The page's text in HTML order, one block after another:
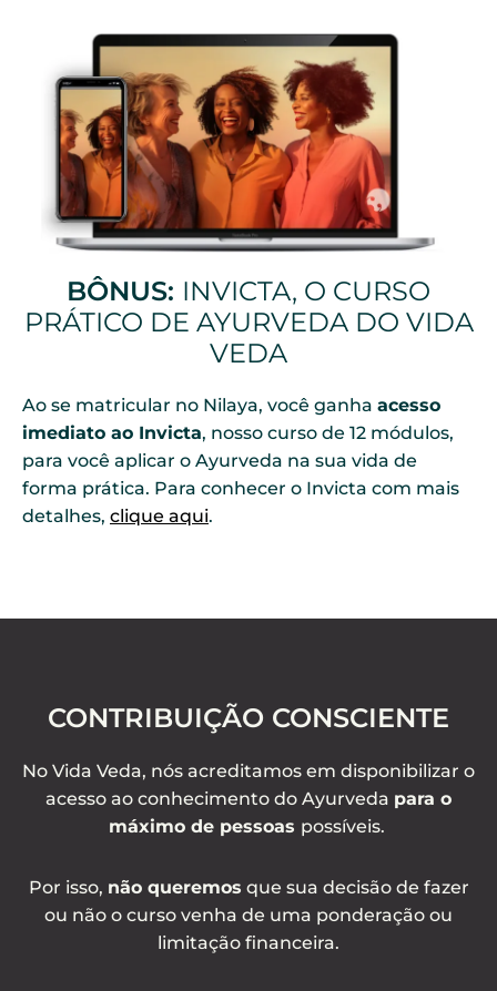
BÔNUS: INVICTA, O CURSO
PRÁTICO DE AYURVEDA DO VIDA
VEDA
Ao se matricular no Nilaya, você ganha acesso
imediato ao Invicta, nosso curso de 12 módulos,
para você aplicar o Ayurveda na sua vida de
forma prática. Para conhecer o Invicta com mais
detalhes, clique aqui.
CONTRIBUIÇÃO CONSCIENTE
No Vida Veda, nós acreditamos em disponibilizar o
acesso ao conhecimento do Ayurveda para o
máximo de pessoas possíveis.
Por isso, não queremos que sua decisão de fazer
ou não o curso venha de uma ponderação ou
limitação financeira.